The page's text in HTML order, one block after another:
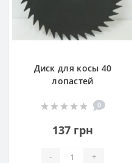
Диск для косы 40
лопастей
0
137 грн
- +